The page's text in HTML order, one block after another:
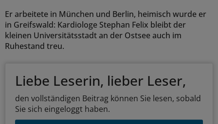
Er arbeitete in München und Berlin, heimisch wurde er
in Greifswald: Kardiologe Stephan Felix bleibt der
kleinen Universitätsstadt an der Ostsee auch im
Ruhestand treu.
Liebe Leserin, lieber Leser,
den vollständigen Beitrag können Sie lesen, sobald
Sie sich eingeloggt haben.